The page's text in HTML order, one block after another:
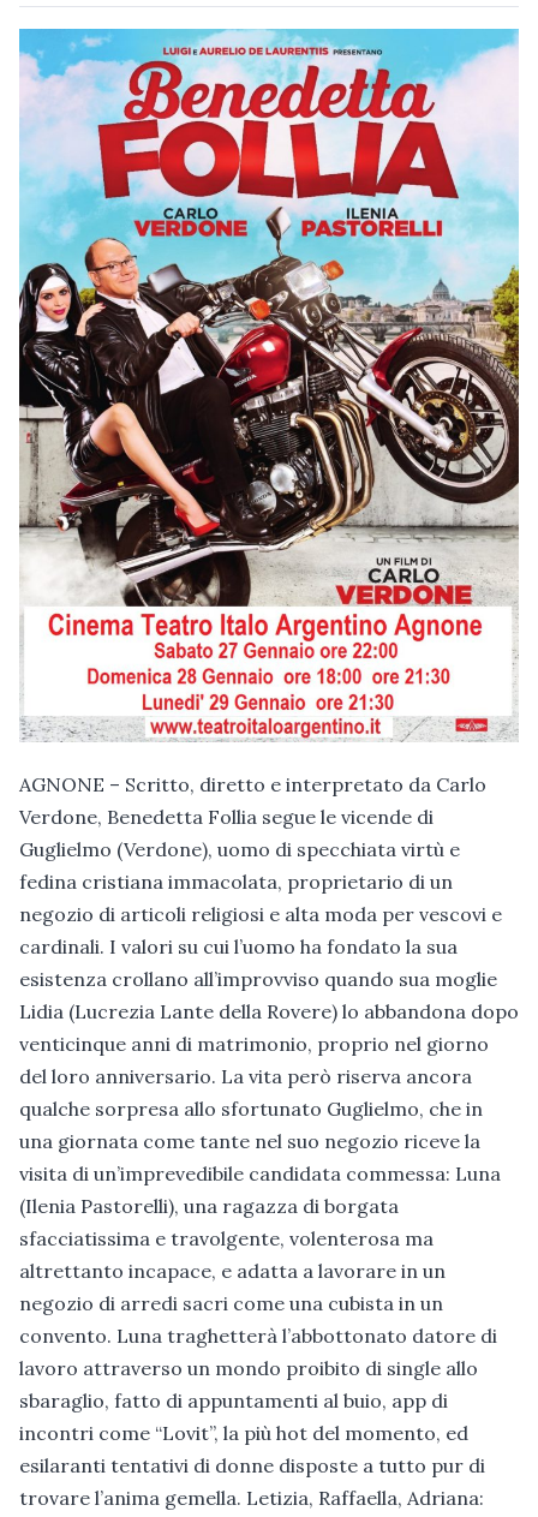
AGNONE – Scritto, diretto e interpretato da Carlo
Verdone, Benedetta Follia segue le vicende di
Guglielmo (Verdone), uomo di specchiata virtù e
fedina cristiana immacolata, proprietario di un
negozio di articoli religiosi e alta moda per vescovi e
cardinali. I valori su cui l’uomo ha fondato la sua
esistenza crollano all’improvviso quando sua moglie
Lidia (Lucrezia Lante della Rovere) lo abbandona dopo
venticinque anni di matrimonio, proprio nel giorno
del loro anniversario. La vita però riserva ancora
qualche sorpresa allo sfortunato Guglielmo, che in
una giornata come tante nel suo negozio riceve la
visita di un’imprevedibile candidata commessa: Luna
(Ilenia Pastorelli), una ragazza di borgata
sfacciatissima e travolgente, volenterosa ma
altrettanto incapace, e adatta a lavorare in un
negozio di arredi sacri come una cubista in un
convento. Luna traghetterà l’abbottonato datore di
lavoro attraverso un mondo proibito di single allo
sbaraglio, fatto di appuntamenti al buio, app di
incontri come “Lovit”, la più hot del momento, ed
esilaranti tentativi di donne disposte a tutto pur di
trovare l’anima gemella. Letizia, Raffaella, Adriana: